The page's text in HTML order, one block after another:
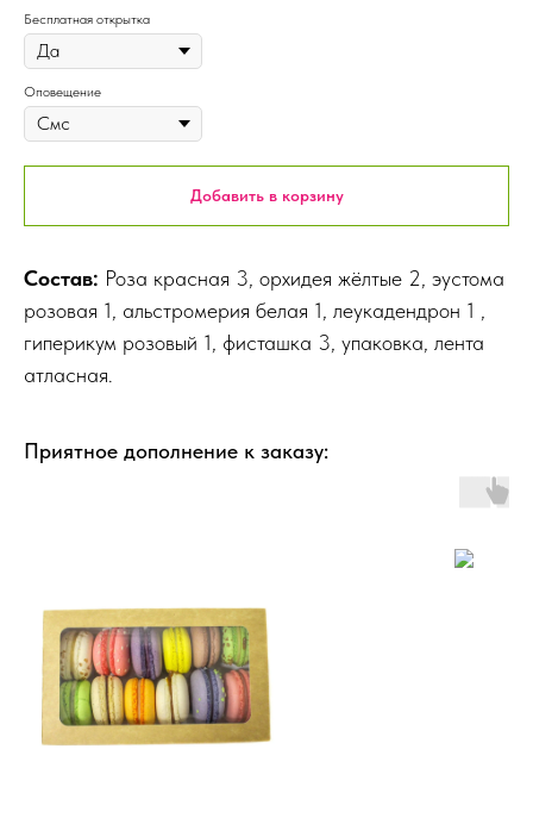
Бесплатная открытка
Оповещение
Добавить в корзину
Состав: Роза красная 3, орхидея жёлтые 2, эустома
розовая 1, альстромерия белая 1, леукадендрон 1 ,
гиперикум розовый 1, фисташка 3, упаковка, лента
атласная.
Приятное дополнение к заказу: